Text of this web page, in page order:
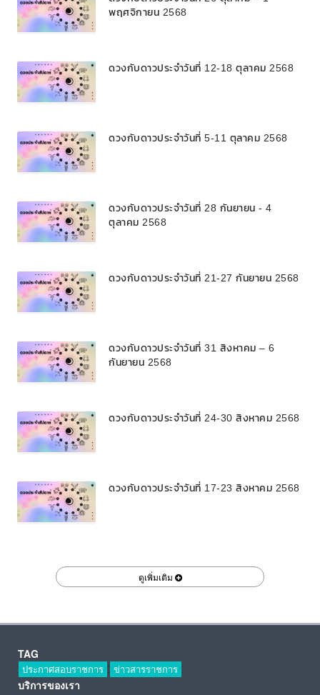
พฤศจิกายน 2568
ดวงกับดาวประจำวันที่ 12-18 ตุลาคม 2568
ดวงกับดาวประจำวันที่ 5-11 ตุลาคม 2568
ดวงกับดาวประจำวันที่ 28 กันยายน - 4
ตุลาคม 2568
ดวงกับดาวประจำวันที่ 21-27 กันยายน 2568
ดวงกับดาวประจำวันที่ 31 สิงหาคม – 6
กันยายน 2568
ดวงกับดาวประจำวันที่ 24-30 สิงหาคม 2568
ดวงกับดาวประจำวันที่ 17-23 สิงหาคม 2568
ดูเพิ่มเติม
TAG
ประกาศสอบราชการ ข่าวสารราชการ
บริการของเรา